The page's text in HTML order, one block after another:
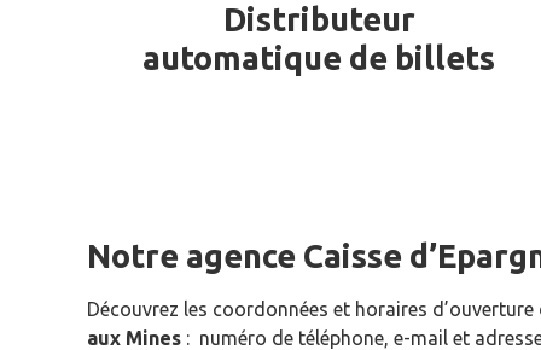
Distributeur
automatique de billets
Notre agence Caisse
Découvrez les coordonnées et horaires d’ouverture
aux Mines : numéro de téléphone, e-mail et